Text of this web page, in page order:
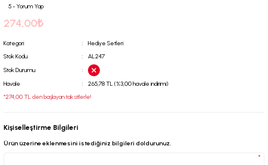
5 - Yorum Yap
274,00₺
Kategori
Hediye Setleri
Stok Kodu
AL247
Stok Durumu
Havale
265,78 TL (%3,00 havale indirimi)
*274,00 TL den başlayan taksitlerle!
Kişiselleştirme Bilgileri
Ürün üzerine eklenmesini istediğiniz bilgileri doldurunuz.
*